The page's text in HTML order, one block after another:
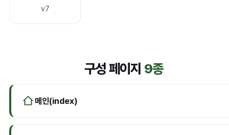
v7
구성 페이지 9종
메인(index)